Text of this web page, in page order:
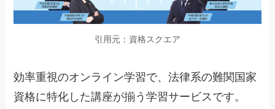
引用元：資格スクエア
効率重視のオンライン学習で、法律系の難関国家
資格に特化した講座が揃う学習サービスです。